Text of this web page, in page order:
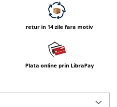
retur in 14 zile fara motiv
Plata online prin LibraPay